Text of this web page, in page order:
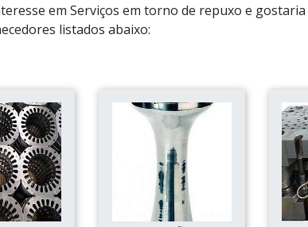
em Serviços em torno de repuxo e
listados abaixo: